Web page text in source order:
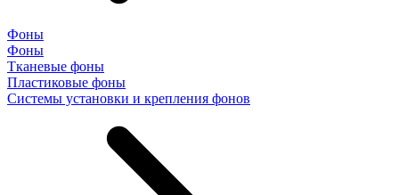
Фоны
Фоны
Тканевые фоны
Пластиковые фоны
Системы установки и крепления фонов